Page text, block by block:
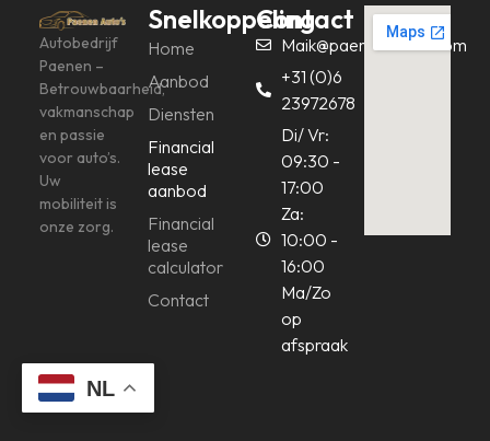
Autobedrijf
Paenen –
Betrouwbaarheid,
vakmanschap
en passie
voor auto’s.
Uw
mobiliteit is
onze zorg.
Snelkoppeling
Home
Aanbod
Diensten
Financial
lease
aanbod
Financial
lease
calculator
Contact
Contact
Maik@paenenautos.com
+31 (0)6
23972678
Di/ Vr:
09:30 -
17:00
Za:
10:00 -
16:00
Ma/Zo
op
afspraak
NL